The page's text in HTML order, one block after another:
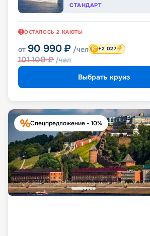
СТАНДАРТ
ОСТАЛОСЬ 2 КАЮТЫ
от 90 990 ₽ /чел
101 100₽ /чел
+2 027
Выбрать круиз
Спецпредложение - 10%